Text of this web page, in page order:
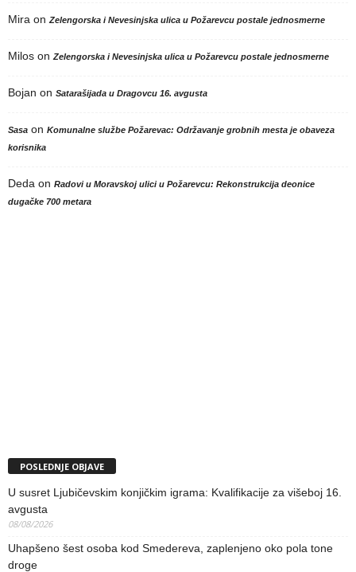
Mira on Zelengorska i Nevesinjska ulica u Požarevcu postale jednosmerne
Milos on Zelengorska i Nevesinjska ulica u Požarevcu postale jednosmerne
Bojan on Satarašijada u Dragovcu 16. avgusta
Sasa on Komunalne službe Požarevac: Održavanje grobnih mesta je obaveza
korisnika
Deda on Radovi u Moravskoj ulici u Požarevcu: Rekonstrukcija deonice
dugačke 700 metara
POSLEDNJE OBJAVE
U susret Ljubičevskim konjičkim igrama: Kvalifikacije za višeboj 16.
avgusta
08/08/2026
Uhapšeno šest osoba kod Smedereva, zaplenjeno oko pola tone
droge